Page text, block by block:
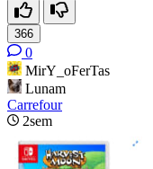
366
0
MirY_oFerTas
Lunam
Carrefour
2sem